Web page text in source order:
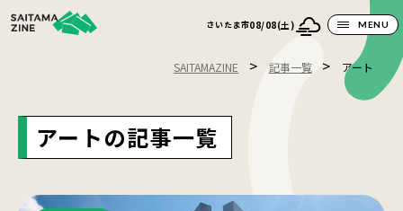
さいたま市08/08(土) MENU
SAITAMAZINE > 記事一覧 > アート
アートの記事一覧